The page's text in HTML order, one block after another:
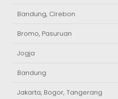
Bandung, Cirebon
Bromo, Pasuruan
Jogja
Bandung
Jakarta, Bogor, Tangerang